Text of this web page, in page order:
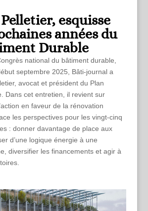
esquisse
années du
Durable
national du bâtiment durable,
septembre 2025, Bâti-journal a
avocat et président du Plan
Dans cet entretien, il revient sur
en faveur de la rénovation
les perspectives pour les vingt-cinq
: donner davantage de place aux
d’une logique énergie à une
diversifier les financements et agir à